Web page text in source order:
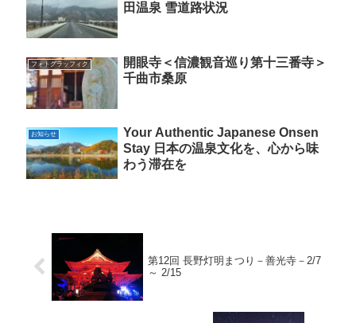
田温泉 雪道路状況
フォトグラッフィク
開眼寺＜信濃観音巡り第十三番寺＞
千曲市桑原
お知らせ
Your Authentic Japanese Onsen
Stay 日本の温泉文化を、心から味
わう滞在を
第12回 長野灯明まつり－善光寺－2/7
～ 2/15